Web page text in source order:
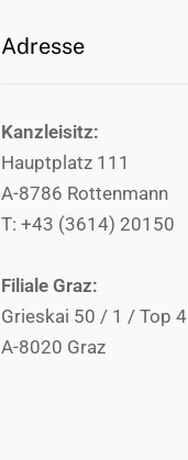
Adresse
Kanzleisitz:
Hauptplatz 111
A-8786 Rottenmann
T: +43 (3614) 20150
Filiale Graz:
Grieskai 50 / 1 / Top 4
A-8020 Graz